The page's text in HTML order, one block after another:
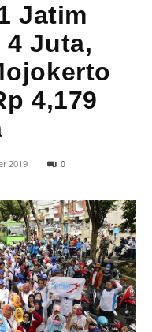
Jatim
4 Juta,
4,179
2019 0